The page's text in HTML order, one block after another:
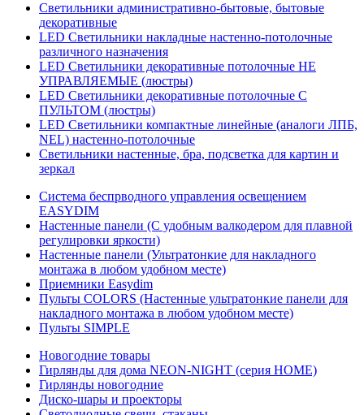
Светильники административно-бытовые, бытовые
декоративные
LED Cветильники накладные настенно-потолочные
различного назначения
LED Светильники декоративные потолочные НЕ
УПРАВЛЯЕМЫЕ (люстры)
LED Светильники декоративные потолочные С
ПУЛЬТОМ (люстры)
LED Светильники компактные линейные (аналоги ЛПБ,
NEL) настенно-потолочные
Светильники настенные, бра, подсветка для картин и
зеркал
Система беспрводного управления освещением
EASYDIM
Настенные панели (С удобным валкодером для плавной
регулировки яркости)
Настенные панели (Ультратонкие для накладного
монтажа в любом удобном месте)
Приемники Easydim
Пульты COLORS (Настенные ультратонкие панели для
накладного монтажа в любом удобном месте)
Пульты SIMPLE
Новогодние товары
Гирлянды для дома NEON-NIGHT (серия HOME)
Гирлянды новогодние
Диско-шары и проекторы